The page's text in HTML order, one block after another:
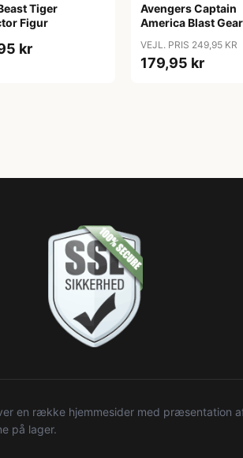
Tiger
Figur
kr
Avengers Captain
America Blast Gear
VEJL. PRIS 249,95 KR
179,95 kr
en række hjemmesider med præsentation
på lager.